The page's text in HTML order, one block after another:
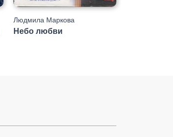
Людмила Маркова
Небо любви